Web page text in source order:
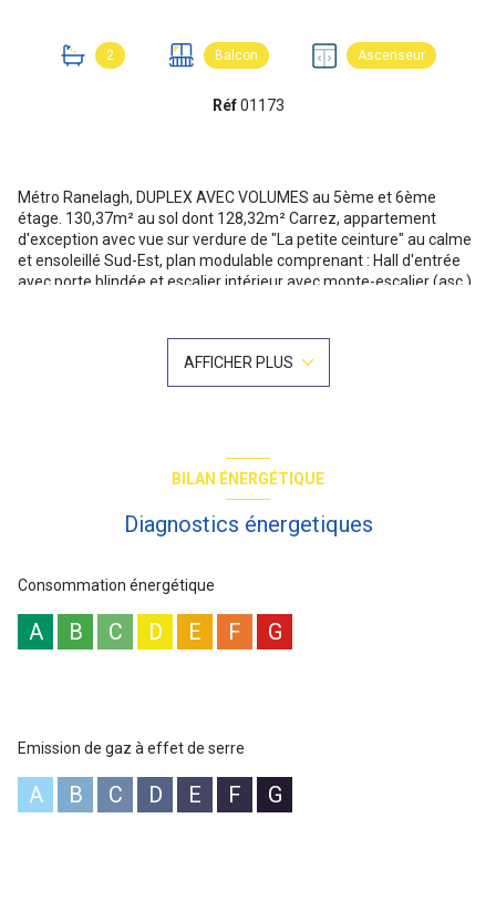
2 Balcon Ascenseur
Réf01173
Métro Ranelagh, DUPLEX AVEC VOLUMES au 5ème et 6ème
étage. 130,37m² au sol dont 128,32m² Carrez, appartement
d'exception avec vue sur verdure de "La petite ceinture" au calme
et ensoleillé Sud-Est, plan modulable comprenant : Hall d'entrée
avec porte blindée et escalier intérieur avec monte-escalier (asc.),
qualité), salle à manger ouverte sur séjour, 1ère chambre-bureau
au 1er niveau ouverte sur séjour, cuisine aménagée (ancienne)
séparée par cloison du séjour (possibilité d'ouverture) et porte sur
(2 fenêtres), 2 salles de bains avec chacune une fenêtre et dont 1
avec wc pouvant être séparé. Nombreux placards. A rafraichir
entièrement la décoration et sanitaires (une partie des peintures
est prise en charge par assurance suite à dégat des eaux).
Art-Déco avec vitraux. Gardienne efficace. 1 cave avec
l'appartement et en option 1 place de parking pour 30.000 € (il y
aussi une chambre de service que les vendeurs se gardent pour
l'instant). ~Classe d'énergie : D. Copropriété : 74 lots dont 49 lots
AFFICHER PLUS
BILAN ÉNERGÉTIQUE
Diagnostics énergetiques
Consommation énergétique
A B C D E F G
Emission de gaz à effet de serre
A B C D E F G